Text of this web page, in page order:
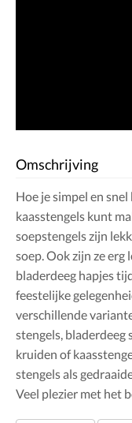
Omschrijving
Hoe je simpel en
kaasstengels kunt
soepstengels zijn
soep. Ook zijn ze erg
bladerdeeg hapjes
feestelijke
verschillende
stengels, bladerdeeg
kruiden of
stengels als
Veel plezier met het